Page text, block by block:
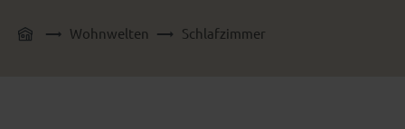
Wohnwelten Schlafzimmer